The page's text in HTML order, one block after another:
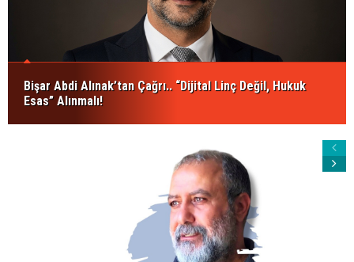
Bişar Abdi Alınak’tan Çağrı.. “Dijital Linç Değil, Hukuk
Esas” Alınmalı!